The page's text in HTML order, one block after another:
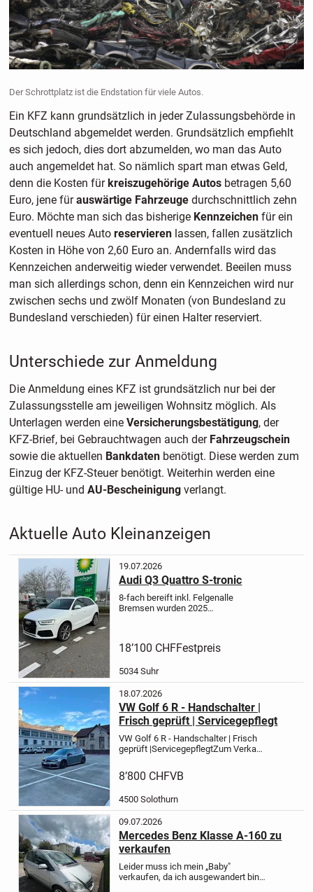
Der Schrottplatz ist die Endstation für viele Autos.
Ein KFZ kann grundsätzlich in jeder Zulassungsbehörde in
Deutschland abgemeldet werden. Grundsätzlich empfiehlt
es sich jedoch, dies dort abzumelden, wo man das Auto
auch angemeldet hat. So nämlich spart man etwas Geld,
denn die Kosten fürkreiszugehörige Autosbetragen 5,60
Euro, jene fürauswärtige Fahrzeugedurchschnittlich zehn
Euro. Möchte man sich das bisherige Kennzeichenfür ein
eventuell neues Auto reservierenlassen, fallen zusätzlich
Kosten in Höhe von 2,60 Euro an. Andernfalls wird das
Kennzeichen anderweitig wieder verwendet. Beeilen muss
man sich allerdings schon, denn ein Kennzeichen wird nur
zwischen sechs und zwölf Monaten (von Bundesland zu
Bundesland verschieden) für einen Halter reserviert.
Unterschiede zur Anmeldung
Die Anmeldung eines KFZ ist grundsätzlich nur bei der
Zulassungsstelle am jeweiligen Wohnsitz möglich. Als
Unterlagen werden eine Versicherungsbestätigung, der
KFZ-Brief, bei Gebrauchtwagen auch der Fahrzeugschein
sowie die aktuellen Bankdatenbenötigt. Diese werden zum
Einzug der KFZ-Steuer benötigt. Weiterhin werden eine
gültige HU- und AU-Bescheinigungverlangt.
Aktuelle Auto Kleinanzeigen
19.07.2026
Audi Q3 Quattro S-tronic
8-fach bereift inkl. Felgenalle
Bremsen wurden 2025
getöntletzter mfk 2022
18’100 CHFFestpreis
5034 Suhr
18.07.2026
VW Golf 6 R - Handschalter |
Frisch geprüft | Servicegepflegt
VW Golf 6 R - Handschalter | Frisch
geprüft |ServicegepflegtZum Verkauf
Handschaltung.Daten:
(wird täglich gefahren,
8’800 CHFVB
4500 Solothurn
09.07.2026
Mercedes Benz Klasse A-160 zu
verkaufen
Leider muss ich mein „Baby"
verkaufen, da ich ausgewandert bin.